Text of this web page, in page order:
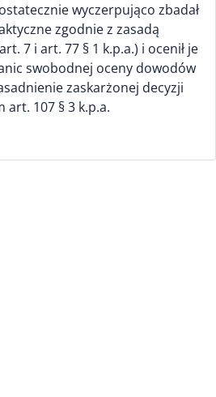
wyczerpująco zbadał
zgodnie z zasadą
7 i art. 77 § 1 k.p.a.) i ocenił je
swobodnej oceny dowodów
zaskarżonej decyzji
107 § 3 k.p.a.